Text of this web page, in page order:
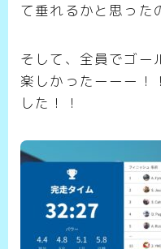
て垂れるかと思った
そして、全員でゴー
楽しかったーーー！
した！！